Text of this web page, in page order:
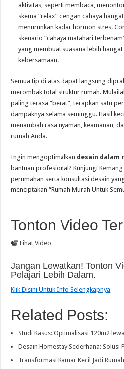
aktivitas, seperti membaca,
skema “relax” dengan cahaya
menurunkan kadar hormon stres.
skenario “cahaya matahari
yang membuat suasana lebih
kebersamaan.
Semua tip di atas dapat langsung
merombak total struktur rumah.
paling terasa “berat”, terapkan satu
dampaknya selama seminggu. Hasil
menambah rasa nyaman, keamanan,
rumah Anda.
Ingin mengoptimalkan desain dalam
bantuan profesional? KunjungiKemang
perumahan serta konsultasi desain
menciptakan “Rumah Murah Untuk
Tonton Video
Lihat Video
Jangan Lewatkan! Tonton
Pelajari Lebih Dalam.
Klik Disini Untuk Info Selengkapnya
Related Posts:
Studi Kasus: Optimalisasi 120m2
Desain Homestay Sederhana: Solusi
Transformasi Kamar Kecil Jadi